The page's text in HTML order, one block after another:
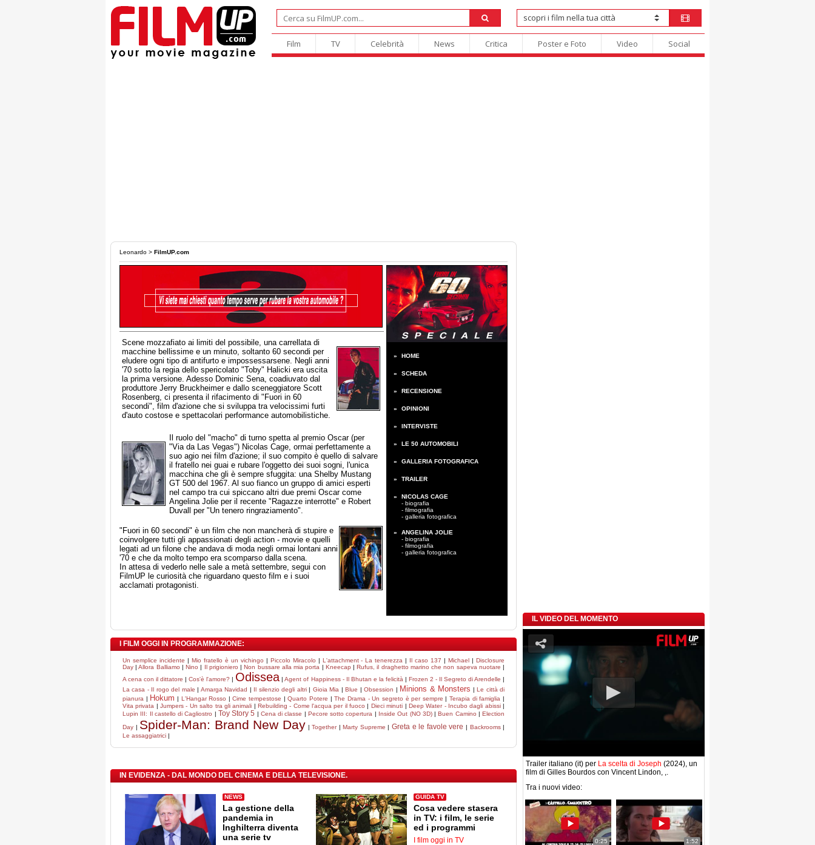
Film TV Celebrità News Critica Poster e Foto Video Social
Leonardo > FilmUP.com
Scene mozzafiato ai limiti del possibile, una carrellata di
macchine bellissime e un minuto, soltanto 60 secondi per
eludere ogni tipo di antifurto e impossessarsene. Negli anni
'70 sotto la regia dello spericolato "Toby" Halicki era uscita
la prima versione. Adesso Dominic Sena, coadiuvato dal
produttore Jerry Bruckheimer e dallo sceneggiatore Scott
Rosenberg, ci presenta il rifacimento di "Fuori in 60
secondi", film d'azione che si sviluppa tra velocissimi furti
d'auto costose e spettacolari performance automobilistiche.
Il ruolo del "macho" di turno spetta al premio Oscar (per
"Via da Las Vegas") Nicolas Cage, ormai perfettamente a
suo agio nei film d'azione; il suo compito è quello di salvare
il fratello nei guai e rubare l'oggetto dei suoi sogni, l'unica
macchina che gli è sempre sfuggita: una Shelby Mustang
GT 500 del 1967. Al suo fianco un gruppo di amici esperti
nel campo tra cui spiccano altri due premi Oscar come
Angelina Jolie per il recente "Ragazze interrotte" e Robert
Duvall per "Un tenero ringraziamento".
"Fuori in 60 secondi" è un film che non mancherà di stupire e
coinvolgere tutti gli appassionati degli action - movie e quelli
legati ad un filone che andava di moda negli ormai lontani anni
'70 e che da molto tempo era scomparso dalla scena.
In attesa di vederlo nelle sale a metà settembre, segui con
FilmUP le curiosità che riguardano questo film e i suoi
acclamati protagonisti.
» HOME
» SCHEDA
» RECENSIONE
» OPINIONI
» INTERVISTE
» LE 50 AUTOMOBILI
» GALLERIA FOTOGRAFICA
» TRAILER
»
NICOLAS CAGE
- biografia
- filmografia
- galleria fotografica
»
ANGELINA JOLIE
- biografia
- filmografia
- galleria fotografica
I FILM OGGI IN PROGRAMMAZIONE:
Un semplice incidente | Mio fratello è un vichingo | Piccolo Miracolo | L'attachment - La tenerezza | Il caso 137 |Michael |Disclosure
Day |Allora Balliamo |Nino | Il prigioniero |Non bussare alla mia porta | Kneecap |Rufus, il draghetto marino che non sapeva nuotare |
A cena con il dittatore |Cos'è l'amore? | Odissea |Agent of Happiness - Il Bhutan e la felicità | Frozen 2 - Il Segreto di Arendelle |
La casa - Il rogo del male | Amarga Navidad | Il silenzio degli altri| Gioia Mia |Blue |Obsession | Minions & Monsters |Le città di
pianura | Hokum | L'Hangar Rosso |Cime tempestose |Quarto Potere |The Drama - Un segreto è per sempre |Terapia di famiglia |
Vita privata |Jumpers - Un salto tra gli animali | Rebuilding - Come l'acqua per il fuoco | Dieci minuti | Deep Water - Incubo dagli abissi|
Lupin III: Il castello di Cagliostro | Toy Story 5 | Cena di classe | Pecore sotto copertura | Inside Out (NO 3D)|Buen Camino |Election
Day | Spider-Man: Brand New Day |Together|Marty Supreme |Greta e le favole vere | Backrooms|
Le assaggiatrici |
IN EVIDENZA - DAL MONDO DEL CINEMA E DELLA TELEVISIONE.
NEWS
La gestione della
pandemia in
Inghilterra diventa
una serie tv
GUIDA TV
Cosa vedere stasera
in TV: i film, le serie
ed i programmi
I film oggi in TV
IL VIDEO DEL MOMENTO
Trailer italiano (it) per La scelta di Joseph (2024), un
film di Gilles Bourdos con Vincent Lindon, ,.
Tra i nuovi video:
0:25 1:52